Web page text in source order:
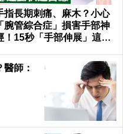
指長期刺痛、麻木？小心
「腕管綜合症」損害手部神
！15秒「手部伸展」這樣
師：